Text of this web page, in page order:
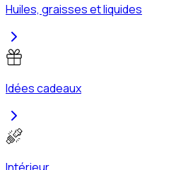
Huiles, graisses et liquides
Idées cadeaux